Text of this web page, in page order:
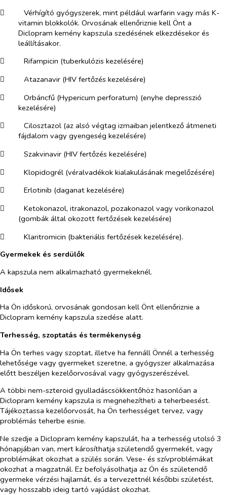
​
Vérhígító gyógyszerek, mint például warfarin vagy más K-
vitamin blokkolók. Orvosának ellenőriznie kell Önt a
Diclopram kemény kapszula szedésének elkezdésekor és
leállításakor.
​
Rifampicin (tuberkulózis kezelésére)
​
Atazanavir (HIV fertőzés kezelésére)
​
Orbáncfű (Hypericum perforatum) (enyhe depresszió
kezelésére)
​
Cilosztazol (az alsó végtag izmaiban jelentkező átmeneti
fájdalom vagy gyengeség kezelésére)
​
Szakvinavir (HIV fertőzés kezelésére)
​
Klopidogrél (véralvadékok kialakulásának megelőzésére)
​
Erlotinib (daganat kezelésére)
​
Ketokonazol, itrakonazol, pozakonazol vagy vorikonazol
(gombák által okozott fertőzések kezelésére)
​
Klaritromicin (bakteriális fertőzések kezelésére).
Gyermekek és serdülők
A kapszula nem alkalmazható gyermekeknél.
Idősek
Ha Ön időskorú, orvosának gondosan kell Önt ellenőriznie a
Diclopram kemény kapszula szedése alatt.
Terhesség, szoptatás és termékenység
Ha Ön terhes vagy szoptat, illetve ha fennáll Önnél a terhesség
lehetősége vagy gyermeket szeretne, a gyógyszer alkalmazása
előtt beszéljen kezelőorvosával vagy gyógyszerészével.
A többi nem-szteroid gyulladáscsökkentőhöz hasonlóan a
Diclopram kemény kapszula is megnehezítheti a teherbeesést.
Tájékoztassa kezelőorvosát, ha Ön terhességet tervez, vagy
problémás teherbe esnie.
Ne szedje a Diclopram kemény kapszulát, ha a terhesség utolsó 3
hónapjában van, mert károsíthatja születendő gyermekét, vagy
problémákat okozhat a szülés során. Vese- és szívproblémákat
okozhat a magzatnál. Ez befolyásolhatja az Ön és születendő
gyermeke vérzési hajlamát, és a tervezettnél későbbi születést,
vagy hosszabb ideig tartó vajúdást okozhat.